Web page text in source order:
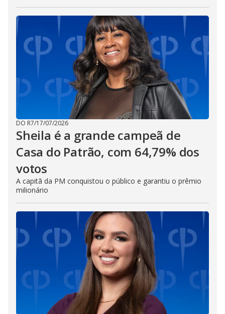
DO R7/17/07/2026
Sheila é a grande campeã de
Casa do Patrão, com 64,79% dos
votos
A capitã da PM conquistou o público e garantiu o prêmio
milionário